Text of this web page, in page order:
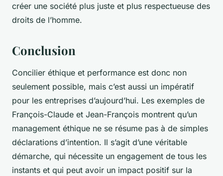
créer une société plus juste et plus respectueuse des
droits de l’homme.
Conclusion
Concilier éthique et performance est donc non
seulement possible, mais c’est aussi un impératif
pour les entreprises d’aujourd’hui. Les exemples de
François-Claude et Jean-François montrent qu’un
management éthique ne se résume pas à de simples
déclarations d’intention. Il s’agit d’une véritable
démarche, qui nécessite un engagement de tous les
instants et qui peut avoir un impact positif sur la